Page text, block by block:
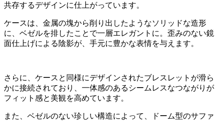
共存するデザインに仕上がっています。
ケースは、金属の塊から削り出したようなソリッドな造形
に、ベゼルを排したことで一層エレガントに。歪みのない鏡
面仕上げによる陰影が、手元に豊かな表情を与えます。
さらに、ケースと同様にデザインされたブレスレットが滑ら
かに接続されており、一体感のあるシームレスなつながりが
フィット感と美観を高めています。
また、ベゼルのない珍しい構造によって、ドーム型のサファ